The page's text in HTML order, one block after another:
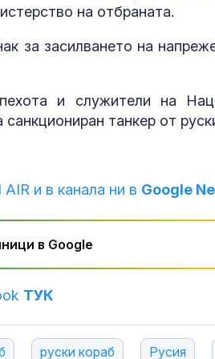
на отбраната.
за засилването на
и служители на
санкциониран танкер от
и в канала ни в Google
в Google
ТУК
руски кораб Русия